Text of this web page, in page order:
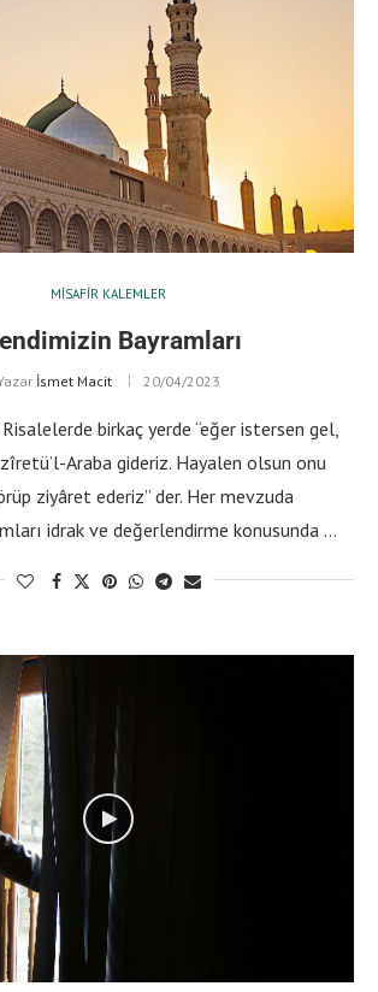
MISAFIR KALEMLER
Bayramları
İsmet Macit 20/04/2023
birkaç yerde “eğer istersen gel,
Araba gideriz. Hayalen olsun onu
ziyâret ederiz” der. Her mevzuda
idrak ve değerlendirme konusunda …